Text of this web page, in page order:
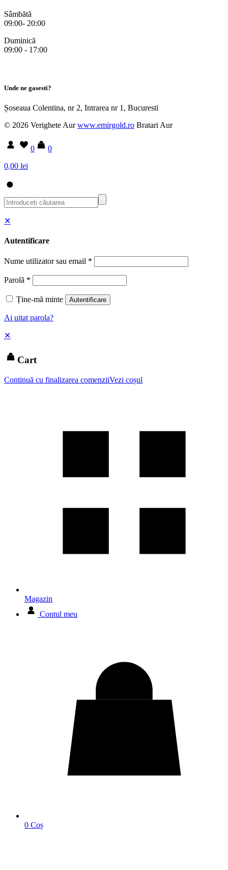
Sâmbătă
09:00- 20:00
Duminică
09:00 - 17:00
Unde ne gasesti?
Șoseaua Colentina, nr 2, Intrarea nr 1, Bucuresti
© 2026 Verighete Aurwww.emirgold.ro Bratari Aur
0
0
0,00 lei
✕
Autentificare
Nume utilizator sau email *
Parolă *
Ține-mă minte Autentificare
Ai uitat parola?
✕
Cart
Continuă cu finalizarea comenziiVezi coșul
Magazin
Contul meu
0 Coș